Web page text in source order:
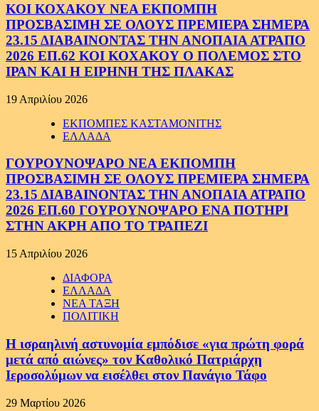
ΚΟΙ ΚΟΧΑΚΟΥ ΝΕΑ ΕΚΠΟΜΠΗ
ΠΡΟΣΒΑΣΙΜΗ ΣΕ ΟΛΟΥΣ ΠΡΕΜΙΕΡΑ ΣΗΜΕΡΑ
23.15 ΔΙΑΒΑΙΝΟΝΤΑΣ ΤΗΝ ΑΝΟΠΑΙΑ ΑΤΡΑΠΟ
2026 ΕΠ.62 ΚΟΙ ΚΟΧΑΚΟΥ Ο ΠΟΛΕΜΟΣ ΣΤΟ
ΙΡΑΝ ΚΑΙ Η ΕΙΡΗΝΗ ΤΗΣ ΠΛΑΚΑΣ
19 Απριλίου 2026
ΕΚΠΟΜΠΕΣ ΚΑΣΤΑΜΟΝΙΤΗΣ
ΕΛΛΑΔΑ
ΓΟΥΡΟΥΝΟΨΑΡΟ ΝΕΑ ΕΚΠΟΜΠΗ
ΠΡΟΣΒΑΣΙΜΗ ΣΕ ΟΛΟΥΣ ΠΡΕΜΙΕΡΑ ΣΗΜΕΡΑ
23.15 ΔΙΑΒΑΙΝΟΝΤΑΣ ΤΗΝ ΑΝΟΠΑΙΑ ΑΤΡΑΠΟ
2026 ΕΠ.60 ΓΟΥΡΟΥΝΟΨΑΡΟ ΕΝΑ ΠΟΤΗΡΙ
ΣΤΗΝ ΑΚΡΗ ΑΠΟ ΤΟ ΤΡΑΠΕΖΙ
15 Απριλίου 2026
ΔΙΑΦΟΡΑ
ΕΛΛΑΔΑ
ΝΕΑ ΤΑΞΗ
ΠΟΛΙΤΙΚΗ
Η ισραηλινή αστυνομία εμπόδισε «για πρώτη φορά
μετά από αιώνες» τον Καθολικό Πατριάρχη
Ιεροσολύμων να εισέλθει στον Πανάγιο Τάφο
29 Μαρτίου 2026